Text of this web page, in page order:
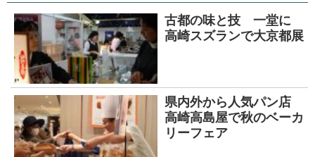
古都の味と技 一堂に
高崎スズランで大京都展
県内外から人気パン店
高崎高島屋で秋のベーカ
リーフェア